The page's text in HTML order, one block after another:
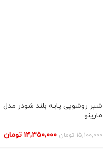
شیر روشویی پایه بلند شودر مدل
مارینو
۱۵,۱۰۰,۰۰۰ تومان ۱۴,۳۵۰,۰۰۰ تومان